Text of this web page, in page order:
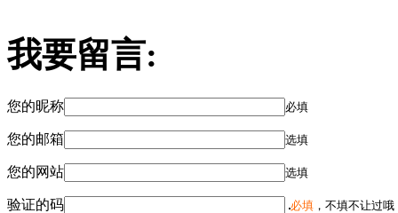
我要留言:
您的昵称 必填
您的邮箱 选填
您的网站 选填
验证的码 必填 ，不填不让过